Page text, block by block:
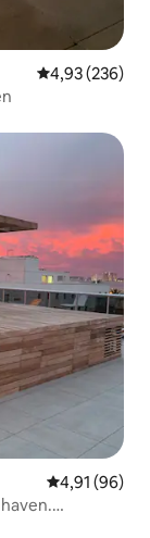
Gemiddelde
4,93 (236)
Gemiddelde
4,91 (96)